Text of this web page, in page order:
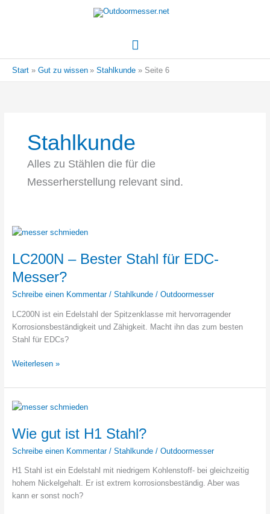
Hauptmenü
Start Gut zu wissen Stahlkunde Seite 6
Stahlkunde
Alles zu Stählen die für die
Messerherstellung relevant sind.
LC200N – Bester Stahl für EDC-
Messer?
Schreibe einen Kommentar / Stahlkunde/ Outdoormesser
LC200N ist ein Edelstahl der Spitzenklasse mit hervorragender
Korrosionsbeständigkeit und Zähigkeit. Macht ihn das zum besten
Stahl für EDCs?
LC200N
Bester
Stahl
EDC-
Messer?
Weiterlesen »
Wie gut ist H1 Stahl?
Schreibe einen Kommentar / Stahlkunde/ Outdoormesser
H1 Stahl ist ein Edelstahl mit niedrigem Kohlenstoff- bei gleichzeitig
hohem Nickelgehalt. Er ist extrem korrosionsbeständig. Aber was
kann er sonst noch?